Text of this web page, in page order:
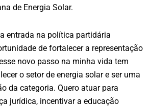
de Energia Solar.
entrada na política partidária
de fortalecer a representação
novo passo na minha vida tem
o setor de energia solar e ser uma
da categoria. Quero atuar para
jurídica, incentivar a educação